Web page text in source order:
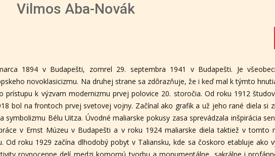
Vilmos Aba-Novák
1894 v Budapešti, zomrel 29. septembra 1941 v Budapešti. Je
novoklasicizmu. Na druhej strane sa zdôrazňuje, že i keď mal k týmto
k výzvam modernizmu prvej polovice 20. storočia. Od roku 1912
bol na frontoch prvej svetovej vojny. Začínal ako grafik a už jeho rané diela si
symbolizmu Bélu Uitza. Úvodné maliarske pokusy zasa sprevádzala inšpirácia
v Ernst Múzeu v Budapešti a v roku 1924 maliarske diela taktiež v tomto
Od roku 1929 začína dlhodobý pobyt v Taliansku, kde sa čoskoro etabluje ako